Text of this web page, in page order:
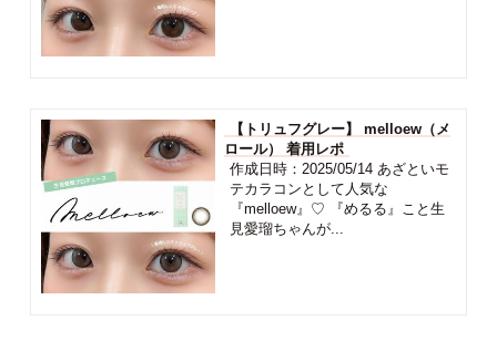
【トリュフグレー】 melloew（メ
ロール） 着用レポ
作成日時：2025/05/14 あざといモ
テカラコンとして人気な
『melloew』♡ 『めるる』こと生
見愛瑠ちゃんが...